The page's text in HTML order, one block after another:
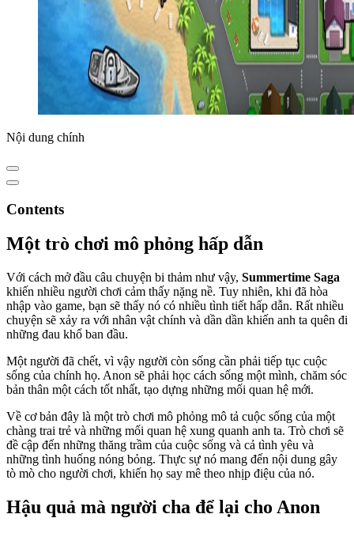
Nội dung chính
Contents
Một trò chơi mô phỏng hấp dẫn
Với cách mở đầu câu chuyện bi thảm như vậy, Summertime Saga
khiến nhiều người chơi cảm thấy nặng nề. Tuy nhiên, khi đã hòa
nhập vào game, bạn sẽ thấy nó có nhiều tình tiết hấp dẫn. Rất nhiều
chuyện sẽ xảy ra với nhân vật chính và dần dần khiến anh ta quên đi
những đau khổ ban đầu.
Một người đã chết, vì vậy người còn sống cần phải tiếp tục cuộc
sống của chính họ. Anon sẽ phải học cách sống một mình, chăm sóc
bản thân một cách tốt nhất, tạo dựng những mối quan hệ mới.
Về cơ bản đây là một trò chơi mô phỏng mô tả cuộc sống của một
chàng trai trẻ và những mối quan hệ xung quanh anh ta. Trò chơi sẽ
đề cập đến những thăng trầm của cuộc sống và cả tình yêu và
những tình huống nóng bỏng. Thực sự nó mang đến nội dung gây
tò mò cho người chơi, khiến họ say mê theo nhịp điệu của nó.
Hậu quả mà người cha để lại cho Anon